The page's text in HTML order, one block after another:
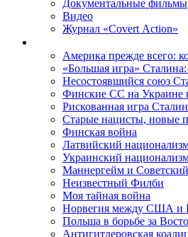
Документальные фильмы
Видео
Журнал «Covert Action»
Америка прежде всего:
«Большая игра»
Несостоявшийся союз
Финские СС на Украине
Рискованная игра
Старые нацисты, новые
Финская война
Латвийский
Украинский
Маннергейм и
Неизвестный Филби
Моя тайная война
Норвегия между США и
Польша в борьбе за
Антигитлеровская